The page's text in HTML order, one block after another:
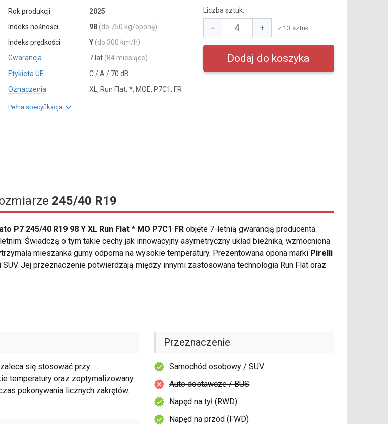
Rok produkcji
2025
Indeks nośności
98 (do 750 kg/oponę)
Indeks prędkości
Y (do 300 km/h)
Gwarancja
7 lat (84 miesiące)
Etykieta UE
C / A / 70 dB
Oznaczenia
XL, Run Flat, *, MOE, P7C1, FR
Pełna specyfikacja
Liczba sztuk:
− + z 13 sztuk
245/40 R19
P7 245/40 R19 98 Y XL Run Flat * MO P7C1 FR objęte 7-letnią gwarancją producenta.
Świadczą o tym takie cechy jak innowacyjny asymetryczny układ bieżnika, wzmocniona
mieszanka gumy odporna na wysokie temperatury. Prezentowana opona marki Pirelli
Jej przeznaczenie potwierdzają między innymi zastosowana technologia Run Flat oraz
się stosować przy
temperatury oraz zoptymalizowany
pokonywania licznych zakrętów.
Przeznaczenie
Samochód osobowy / SUV
Auto dostawcze / BUS
Napęd na tył (RWD)
Napęd na przód (FWD)